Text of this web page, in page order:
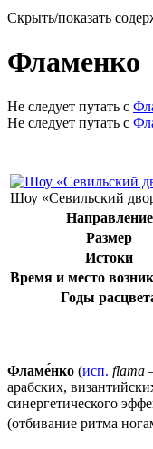
Скрыть/показать
Фламенко
Не следует путать с
Не следует путать с
Шоу «Севильский
Направление
Размер
Истоки
Время и место
Годы
Фламе́нко (исп. flama
арабских,
синергетического
(отбивание ритма